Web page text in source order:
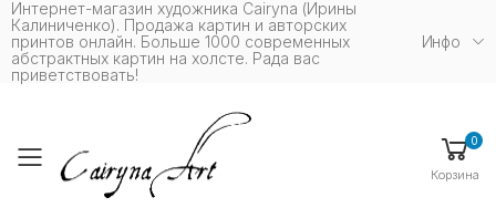
Интернет-магазин художника Cairyna (Ирины
Калиниченко). Продажа картин и авторских
принтов онлайн. Больше 1000 современных
абстрактных картин на холсте. Рада вас
приветствовать!
Инфо
Toggle mobile menu
0
Корзина